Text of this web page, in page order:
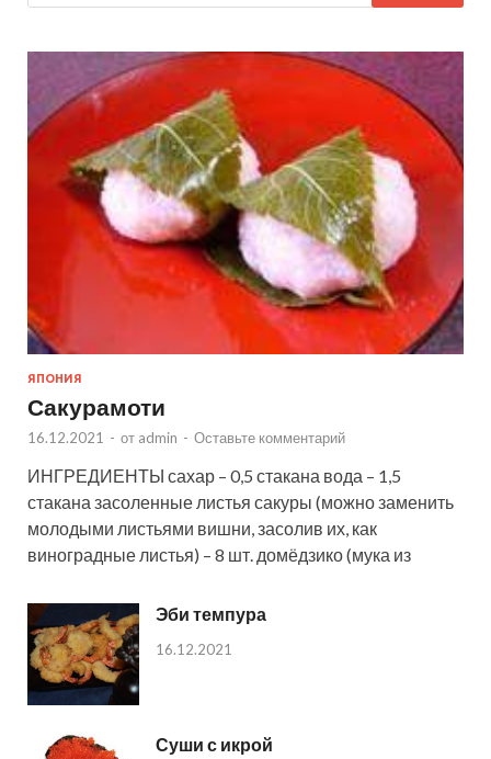
ЯПОНИЯ
Сакурамоти
16.12.2021 - от admin - Оставьте комментарий
ИНГРЕДИЕНТЫ сахар – 0,5 стакана вода – 1,5
стакана засоленные листья сакуры (можно заменить
молодыми листьями вишни, засолив их, как
виноградные листья) – 8 шт. домёдзико (мука из
Эби темпура
16.12.2021
Суши с икрой